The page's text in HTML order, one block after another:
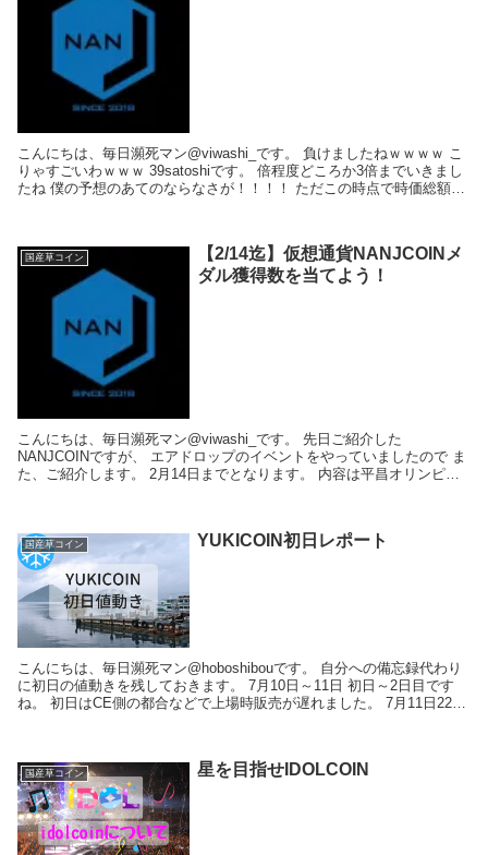
こんにちは、毎日瀕死マン@viwashi_です。 負けましたねｗｗｗｗ こ
りゃすごいわｗｗｗ 39satoshiです。 倍程度どころか3倍までいきまし
たね 僕の予想のあてのならなさが！！！！ ただこの時点で時価総額
国産草コイン
【2/14迄】仮想通貨NANJCOINメ
ダル獲得数を当てよう！
こんにちは、毎日瀕死マン@viwashi_です。 先日ご紹介した
NANJCOINですが、 エアドロップのイベントをやっていましたので ま
た、ご紹介します。 2月14日までとなります。 内容は平昌オリンピッ
国産草コイン YUKICOIN初日レポート
こんにちは、毎日瀕死マン@hoboshibouです。 自分への備忘録代わり
に初日の値動きを残しておきます。 7月10日～11日 初日～2日目です
ね。 初日はCE側の都合などで上場時販売が遅れました。 7月11日22時
国産草コイン 星を目指せIDOLCOIN